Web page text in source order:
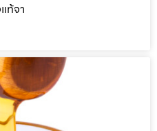
ท้จา